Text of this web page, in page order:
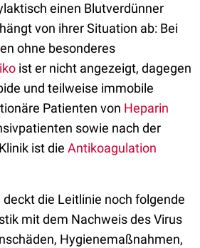
einen Blutverdünner
von ihrer Situation ab: Bei
ohne besonderes
ist er nicht angezeigt, dagegen
und teilweise immobile
Patienten von Heparin
sowie nach der
ist die Antikoagulation
die Leitlinie noch folgende
mit dem Nachweis des Virus
Hygienemaßnahmen,